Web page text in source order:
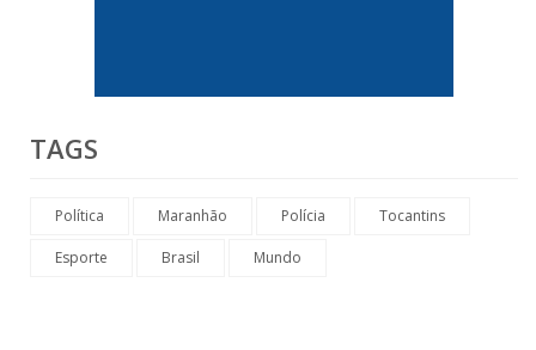
TAGS
Política Maranhão Polícia Tocantins
Esporte Brasil Mundo